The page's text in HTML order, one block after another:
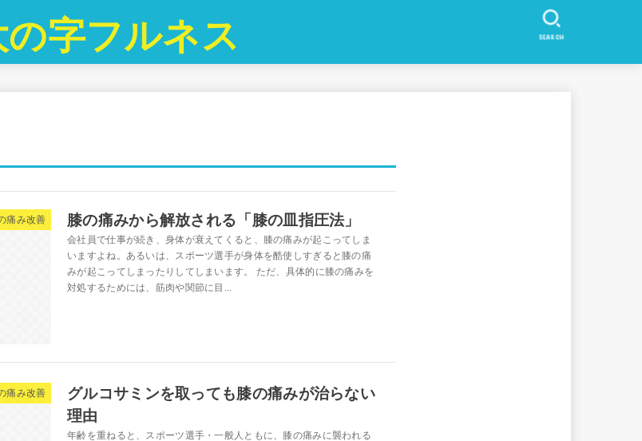
の字フルネス SEARCH
痛み改善 膝の痛みから解放される「膝の皿指圧法」
会社員で仕事が続き、身体が衰えてくると、膝の痛みが起こってしま
いますよね。あるいは、スポーツ選手が身体を酷使しすぎると膝の痛
みが起こってしまったりしてしまいます。 ただ、具体的に膝の痛みを
対処するためには、筋肉や関節に目...
痛み改善
グルコサミンを取っても膝の痛みが治らない
理由
年齢を重ねると、スポーツ選手・一般人ともに、膝の痛みに襲われる